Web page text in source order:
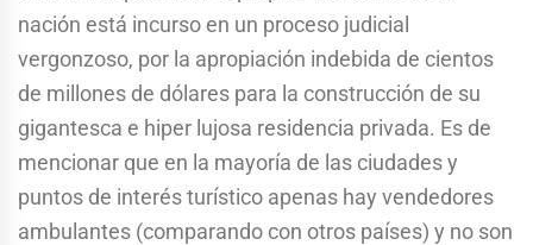
nación está incurso en un proceso judicial
vergonzoso, por la apropiación indebida de cientos
de millones de dólares para la construcción de su
gigantesca e hiper lujosa residencia privada. Es de
mencionar que en la mayoría de las ciudades y
puntos de interés turístico apenas hay vendedores
ambulantes (comparando con otros países) y no son